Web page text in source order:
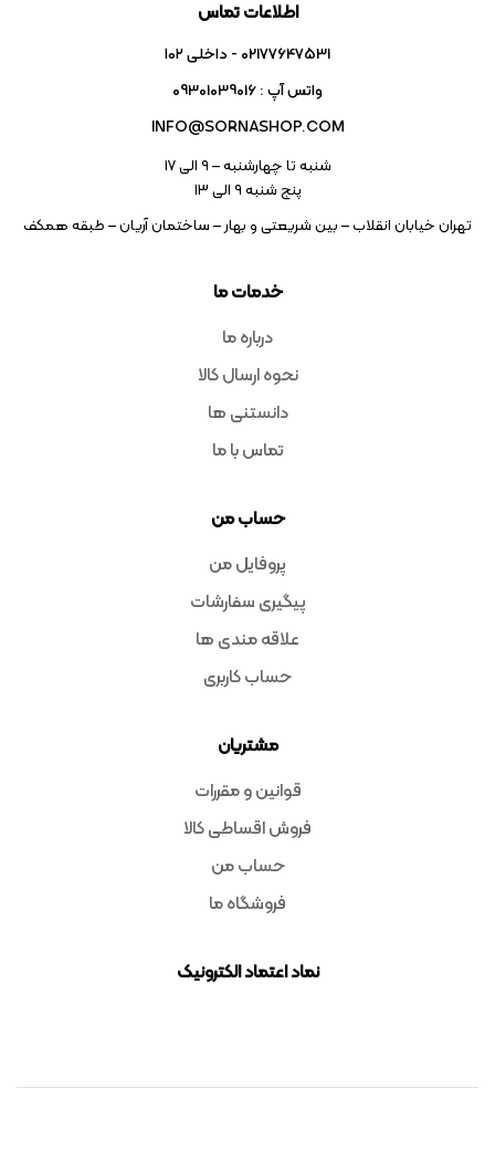
خدمات ما
درباره ما
نحوه ارسال کالا
دانستنی ها
تماس با ما
حساب من
پروفایل من
پیگیری سفارشات
علاقه مندی ها
حساب کاربری
مشتریان
قوانین و مقررات
فروش اقساطی کالا
حساب من
فروشگاه ما
نماد اعتماد الکترونیک
اطلاعات تماس
02177647531 - داخلی ۱۰۲
واتس آپ : 09301039016
INFO@SORNASHOP.COM
شنبه تا چهارشنبه – ۹ الی 17
پنج شنبه ۹ الی 13
تهران خیابان انقلاب – بین شریعتی و بهار – ساختمان آریان – طبقه همکف